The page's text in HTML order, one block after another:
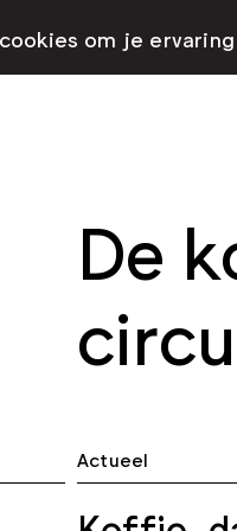
De
Actueel
om je